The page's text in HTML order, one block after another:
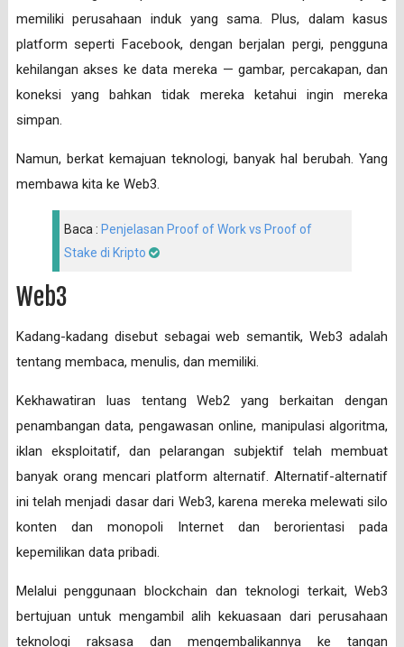
memiliki perusahaan induk yang sama. Plus, dalam kasus
platform seperti Facebook, dengan berjalan pergi, pengguna
kehilangan akses ke data mereka — gambar, percakapan, dan
koneksi yang bahkan tidak mereka ketahui ingin mereka
simpan.
Namun, berkat kemajuan teknologi, banyak hal berubah. Yang
membawa kita ke Web3.
Baca : Penjelasan Proof of Work vs Proof of
Stake di Kripto
Web3
Kadang-kadang disebut sebagai web semantik, Web3 adalah
tentang membaca, menulis, dan memiliki.
Kekhawatiran luas tentang Web2 yang berkaitan dengan
penambangan data, pengawasan online, manipulasi algoritma,
iklan eksploitatif, dan pelarangan subjektif telah membuat
banyak orang mencari platform alternatif. Alternatif-alternatif
ini telah menjadi dasar dari Web3, karena mereka melewati silo
konten dan monopoli Internet dan berorientasi pada
kepemilikan data pribadi.
Melalui penggunaan blockchain dan teknologi terkait, Web3
bertujuan untuk mengambil alih kekuasaan dari perusahaan
teknologi raksasa dan mengembalikannya ke tangan